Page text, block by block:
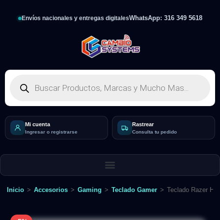
Envíos nacionales y entregas digitalesWhatsApp: 316 349 5618
Mi cuenta
Ingresar o registrarse
Rastrear
Consulta tu pedido
Inicio > Accesorios > Gaming > Teclado Gamer > Teclado Razer